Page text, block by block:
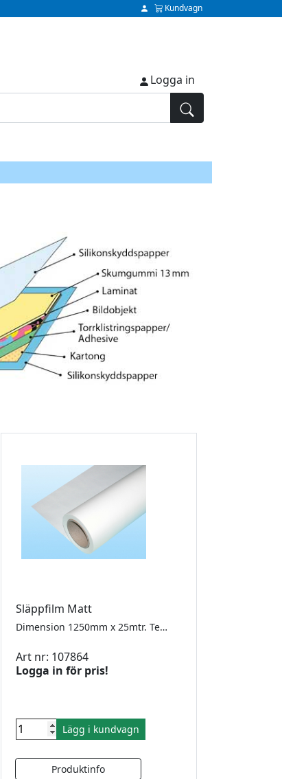
Kundvagn
Logga in
Släppfilm Matt
Dimension 1250mm x 25mtr. Temperatur 65-75°C
Art nr: 107864
Logga in för pris!
Lägg i kundvagn